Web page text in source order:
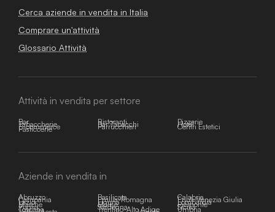
Cerca aziende in vendita in Italia
Comprare un'attività
Glossario Attività
Attività in vendita per settore
Bar Ristoranti Pizzerie
Tabaccherie Bar Tabacchi Hotel
E-commerce Parrucchieri Centri Estetici
Pasticcerie
Aziende in vendita in
Abruzzo Basilicata Calabria
Campania Emilia-Romagna Friuli-Venezia Giulia
Lazio Liguria Lombardia
Marche Molise Piemonte
Puglia Sardegna Sicilia
Toscana Trentino-Alto Adige Umbria